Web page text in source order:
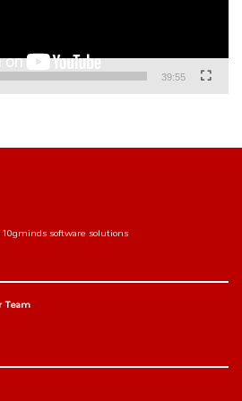
39:55
10gminds software solutions
Team